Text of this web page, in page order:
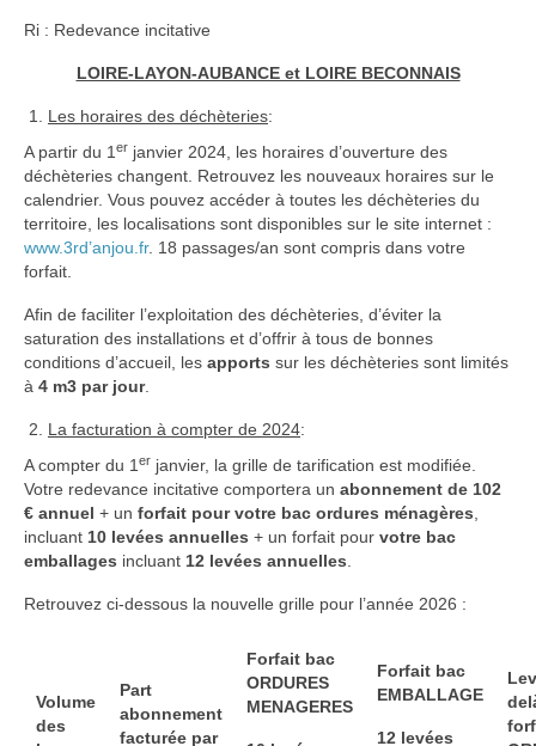
Dernières dispositions au niveau de la CCLLA
La gestion des déchets
Textes de loi tris des déchets
Redevance incitative : Informations
Ri : Redevance incitative
LOIRE-LAYON-AUBANCE et LOIRE BECONNAIS
Les horaires des déchèteries:
A partir du 1 er janvier 2024, les horaires d’ouverture des
déchèteries changent. Retrouvez les nouveaux horaires sur le
calendrier. Vous pouvez accéder à toutes les déchèteries du
territoire, les localisations sont disponibles sur le site internet :
www.3rd’anjou.fr. 18 passages/an sont compris dans votre
forfait.
Afin de faciliter l’exploitation des déchèteries, d’éviter la
saturation des installations et d’offrir à tous de bonnes
conditions d’accueil, les apports sur les déchèteries sont limités
à 4 m3 par jour.
La facturation à compter de 2024:
A compter du 1 er janvier, la grille de tarification est modifiée.
Votre redevance incitative comportera un abonnement de 102
€ annuel + un forfait pour votre bac ordures ménagères
incluant 10 levées annuelles + un forfait pour votre bac
emballages incluant 12 levées annuelles
Retrouvez ci-dessous la nouvelle grille pour l’année 2026 :
Volume
des
Part
abonnement
facturée par
Forfait bac
ORDURES
MENAGERES
Forfait bac
EMBALLAGE
12 levées